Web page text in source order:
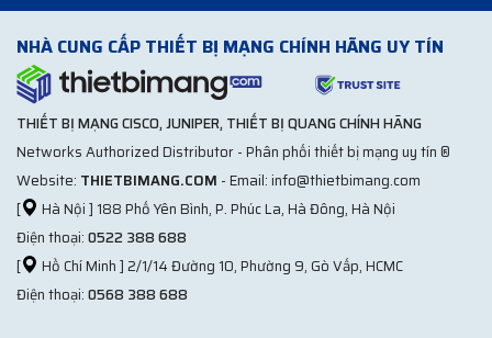
NHÀ CUNG CẤP THIẾT BỊ MẠNG CHÍNH HÃNG UY TÍN
THIẾT BỊ MẠNG CISCO, JUNIPER, THIẾT BỊ QUANG CHÍNH HÃNG
Networks Authorized Distributor - Phân phối thiết bị mạng uy tín ®
Website: THIETBIMANG.COM - Email: info@thietbimang.com
[
Hà Nội ] 188 Phố Yên Bình, P. Phúc La, Hà Đông, Hà Nội
Điện thoại:0522 388 688
[
Hồ Chí Minh ] 2/1/14 Đường 10, Phường 9, Gò Vấp, HCMC
Điện thoại:0568 388 688